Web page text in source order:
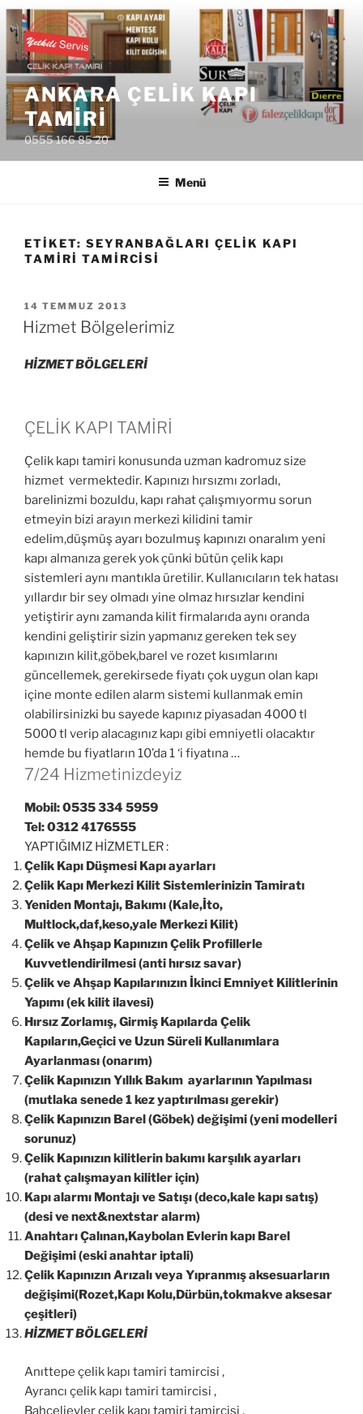
İçeriğe
geç
ANKARA ÇELIK KAPI
TAMIRI
0555 166 85 20
Menü
ETIKET: SEYRANBAĞLARI ÇELIK KAPI
TAMIRI TAMIRCISI
YAYIM
TARIHI
14 TEMMUZ 2013
Hizmet Bölgelerimiz
HİZMET BÖLGELERİ
ÇELİK KAPI TAMİRİ
Çelik kapı tamiri konusunda uzman kadromuz size
hizmet vermektedir. Kapınızı hırsızmı zorladı,
barelinizmi bozuldu, kapı rahat çalışmıyormu sorun
etmeyin bizi arayın merkezi kilidini tamir
edelim,düşmüş ayarı bozulmuş kapınızı onaralım yeni
kapı almanıza gerek yok çünki bütün çelik kapı
sistemleri aynı mantıkla üretilir. Kullanıcıların tek hatası
yıllardır bir sey olmadı yine olmaz hırsızlar kendini
yetiştirir aynı zamanda kilit firmalarıda aynı oranda
kendini geliştirir sizin yapmanız gereken tek sey
kapınızın kilit,göbek,barel ve rozet kısımlarını
güncellemek, gerekirsede fiyatı çok uygun olan kapı
içine monte edilen alarm sistemi kullanmak emin
olabilirsinizki bu sayede kapınız piyasadan 4000 tl
5000 tl verip alacagınız kapı gibi emniyetli olacaktır
hemde bu fiyatların 10’da 1 ‘i fiyatına …
7/24 Hizmetinizdeyiz
Mobil: 0535 334 5959
Tel: 0312 4176555
YAPTIĞIMIZ HİZMETLER :
Çelik Kapı Düşmesi Kapı ayarları
Çelik Kapı Merkezi Kilit Sistemlerinizin Tamiratı
Yeniden Montajı, Bakımı (Kale,İto,
Multlock,daf,keso,yale Merkezi Kilit)
Çelik ve Ahşap Kapınızın Çelik Profillerle
Kuvvetlendirilmesi (anti hırsız savar)
Çelik ve Ahşap Kapılarınızın İkinci Emniyet Kilitlerinin
Yapımı (ek kilit ilavesi)
Hırsız Zorlamış, Girmiş Kapılarda Çelik
Kapıların,Geçici ve Uzun Süreli Kullanımlara
Ayarlanması (onarım)
Çelik Kapınızın Yıllık Bakım ayarlarının Yapılması
(mutlaka senede 1 kez yaptırılması gerekir)
Çelik Kapınızın Barel (Göbek) değişimi (yeni modelleri
sorunuz)
Çelik Kapınızın kilitlerin bakımı karşılık ayarları
(rahat çalışmayan kilitler için)
Kapı alarmı Montajı ve Satışı (deco,kale kapı satış)
(desi ve next&nextstar alarm)
Anahtarı Çalınan,Kaybolan Evlerin kapı Barel
Değişimi (eski anahtar iptali)
Çelik Kapınızın Arızalı veya Yıpranmış aksesuarların
değişimi(Rozet,Kapı Kolu,Dürbün,tokmakve aksesar
çeşitleri)
HİZMET BÖLGELERİ
Anıttepe çelik kapı tamiri tamircisi ,
Ayrancı çelik kapı tamiri tamircisi ,
Bahçelievler çelik kapı tamiri tamircisi ,